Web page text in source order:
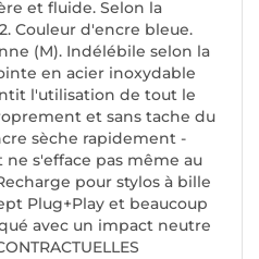
et fluide. Selon la
Couleur d'encre bleue.
(M). Indélébile selon la
en acier inoxydable
l'utilisation de tout le
et sans tache du
sèche rapidement -
ne s'efface pas même au
pour stylos à bille
Plug+Play et beaucoup
avec un impact neutre